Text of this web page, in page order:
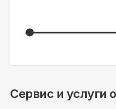
Сервис и услуги